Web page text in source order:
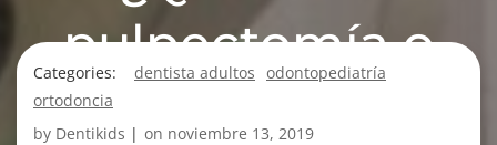
pulpectomía o
pulpotomía?
Categories: dentista adultos odontopediatría
ortodoncia
by Dentikids | on noviembre 13, 2019